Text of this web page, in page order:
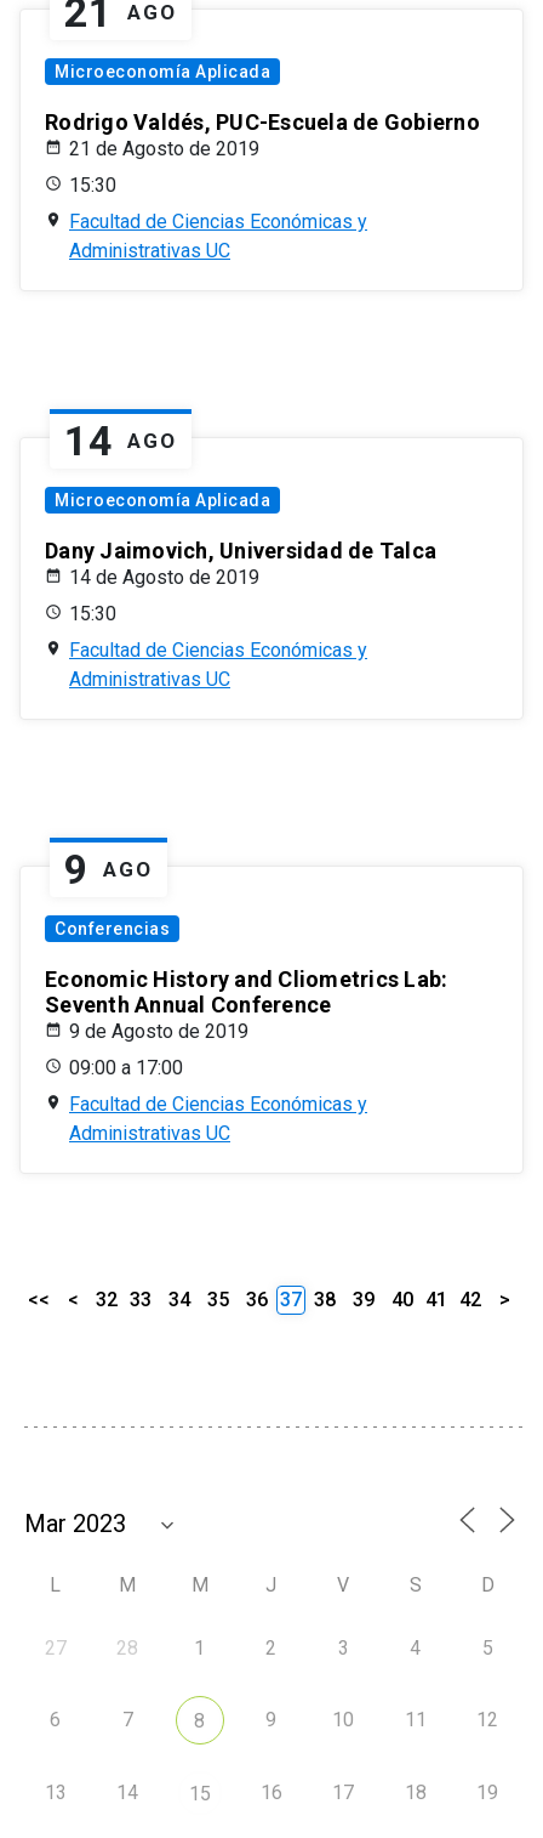
21 AGO
Microeconomía Aplicada
Rodrigo Valdés, PUC-Escuela de Gobierno
21 de Agosto de 2019
15:30
Facultad de Ciencias Económicas y
Administrativas UC
14 AGO
Microeconomía Aplicada
Dany Jaimovich, Universidad de Talca
14 de Agosto de 2019
15:30
Facultad de Ciencias Económicas y
Administrativas UC
9 AGO
Conferencias
Economic History and Cliometrics Lab:
Seventh Annual Conference
9 de Agosto de 2019
09:00 a 17:00
Facultad de Ciencias Económicas y
Administrativas UC
<< < 32 33 34 35 36 37 38 39 40 41 42 >
L M M J V S D
27 28 1 2 3 4 5
6 7 8 9 10 11 12
13 14 15 16 17 18 19